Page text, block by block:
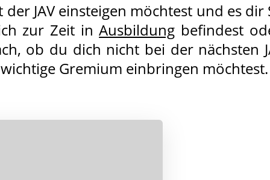
JAV einsteigen möchtest und es
zur Zeit inAusbildung befindest
ob du dich nicht bei der nächsten
Gremium einbringen möchtest.